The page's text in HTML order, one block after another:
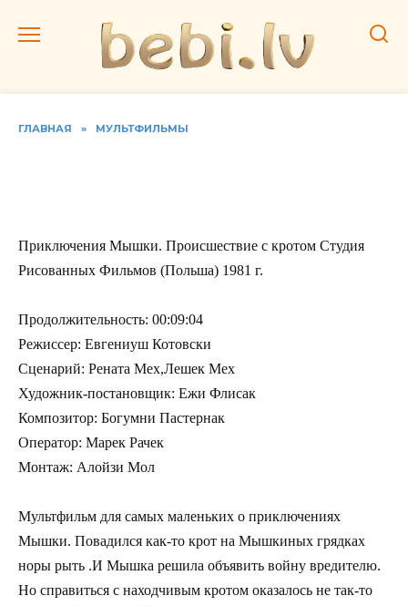
ГЛАВНАЯ » МУЛЬТФИЛЬМЫ
Приключения Мышки. Происшествие с кротом Студия
Рисованных Фильмов (Польша) 1981 г.
Продолжительность: 00:09:04
Режиссер: Евгениуш Котовски
Сценарий: Рената Мех,Лешек Мех
Художник-постановщик: Ежи Флисак
Композитор: Богумни Пастернак
Оператор: Марек Рачек
Монтаж: Алойзи Мол
Мультфильм для самых маленьких о приключениях
Мышки. Повадился как-то крот на Мышкиных грядках
норы рыть .И Мышка решила объявить войну вредителю.
Но справиться с находчивым кротом оказалось не так-то